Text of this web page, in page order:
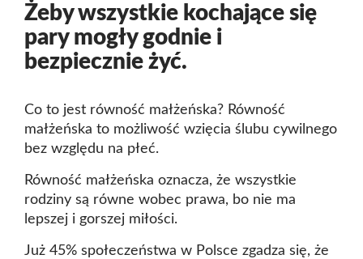
Żeby wszystkie kochające się
pary mogły godnie i
bezpiecznie żyć.
Co to jest równość małżeńska? Równość
małżeńska to możliwość wzięcia ślubu cywilnego
bez względu na płeć.
Równość małżeńska oznacza, że wszystkie
rodziny są równe wobec prawa, bo nie ma
lepszej i gorszej miłości.
Już 45% społeczeństwa w Polsce zgadza się, że